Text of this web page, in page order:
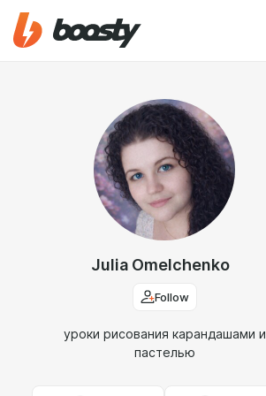
Julia Omelchenko
Follow
уроки рисования карандашами и
пастелью